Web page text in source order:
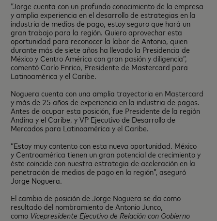
“Jorge cuenta con un profundo conocimiento de la empresa
y amplia experiencia en el desarrollo de estrategias en la
industria de medios de pago, estoy seguro que hará un
gran trabajo para la región. Quiero aprovechar esta
oportunidad para reconocer la labor de Antonio, quien
durante más de siete años ha llevado la Presidencia de
México y Centro América con gran pasión y diligencia”,
comentó Carlo Enrico, Presidente de Mastercard para
Latinoamérica y el Caribe.
Noguera cuenta con una amplia trayectoria en Mastercard
y más de 25 años de experiencia en la industria de pagos.
Antes de ocupar esta posición, fue Presidente de la región
Andina y el Caribe, y VP Ejecutivo de Desarrollo de
Mercados para Latinoamérica y el Caribe.
“Estoy muy contento con esta nueva oportunidad. México
y Centroamérica tienen un gran potencial de crecimiento y
éste coincide con nuestra estrategia de aceleración en la
penetración de medios de pago en la región”, aseguró
Jorge Noguera.
El cambio de posición de Jorge Noguera se da como
resultado del nombramiento de Antonio Junco,
como Vicepresidente Ejecutivo de Relación con Gobierno